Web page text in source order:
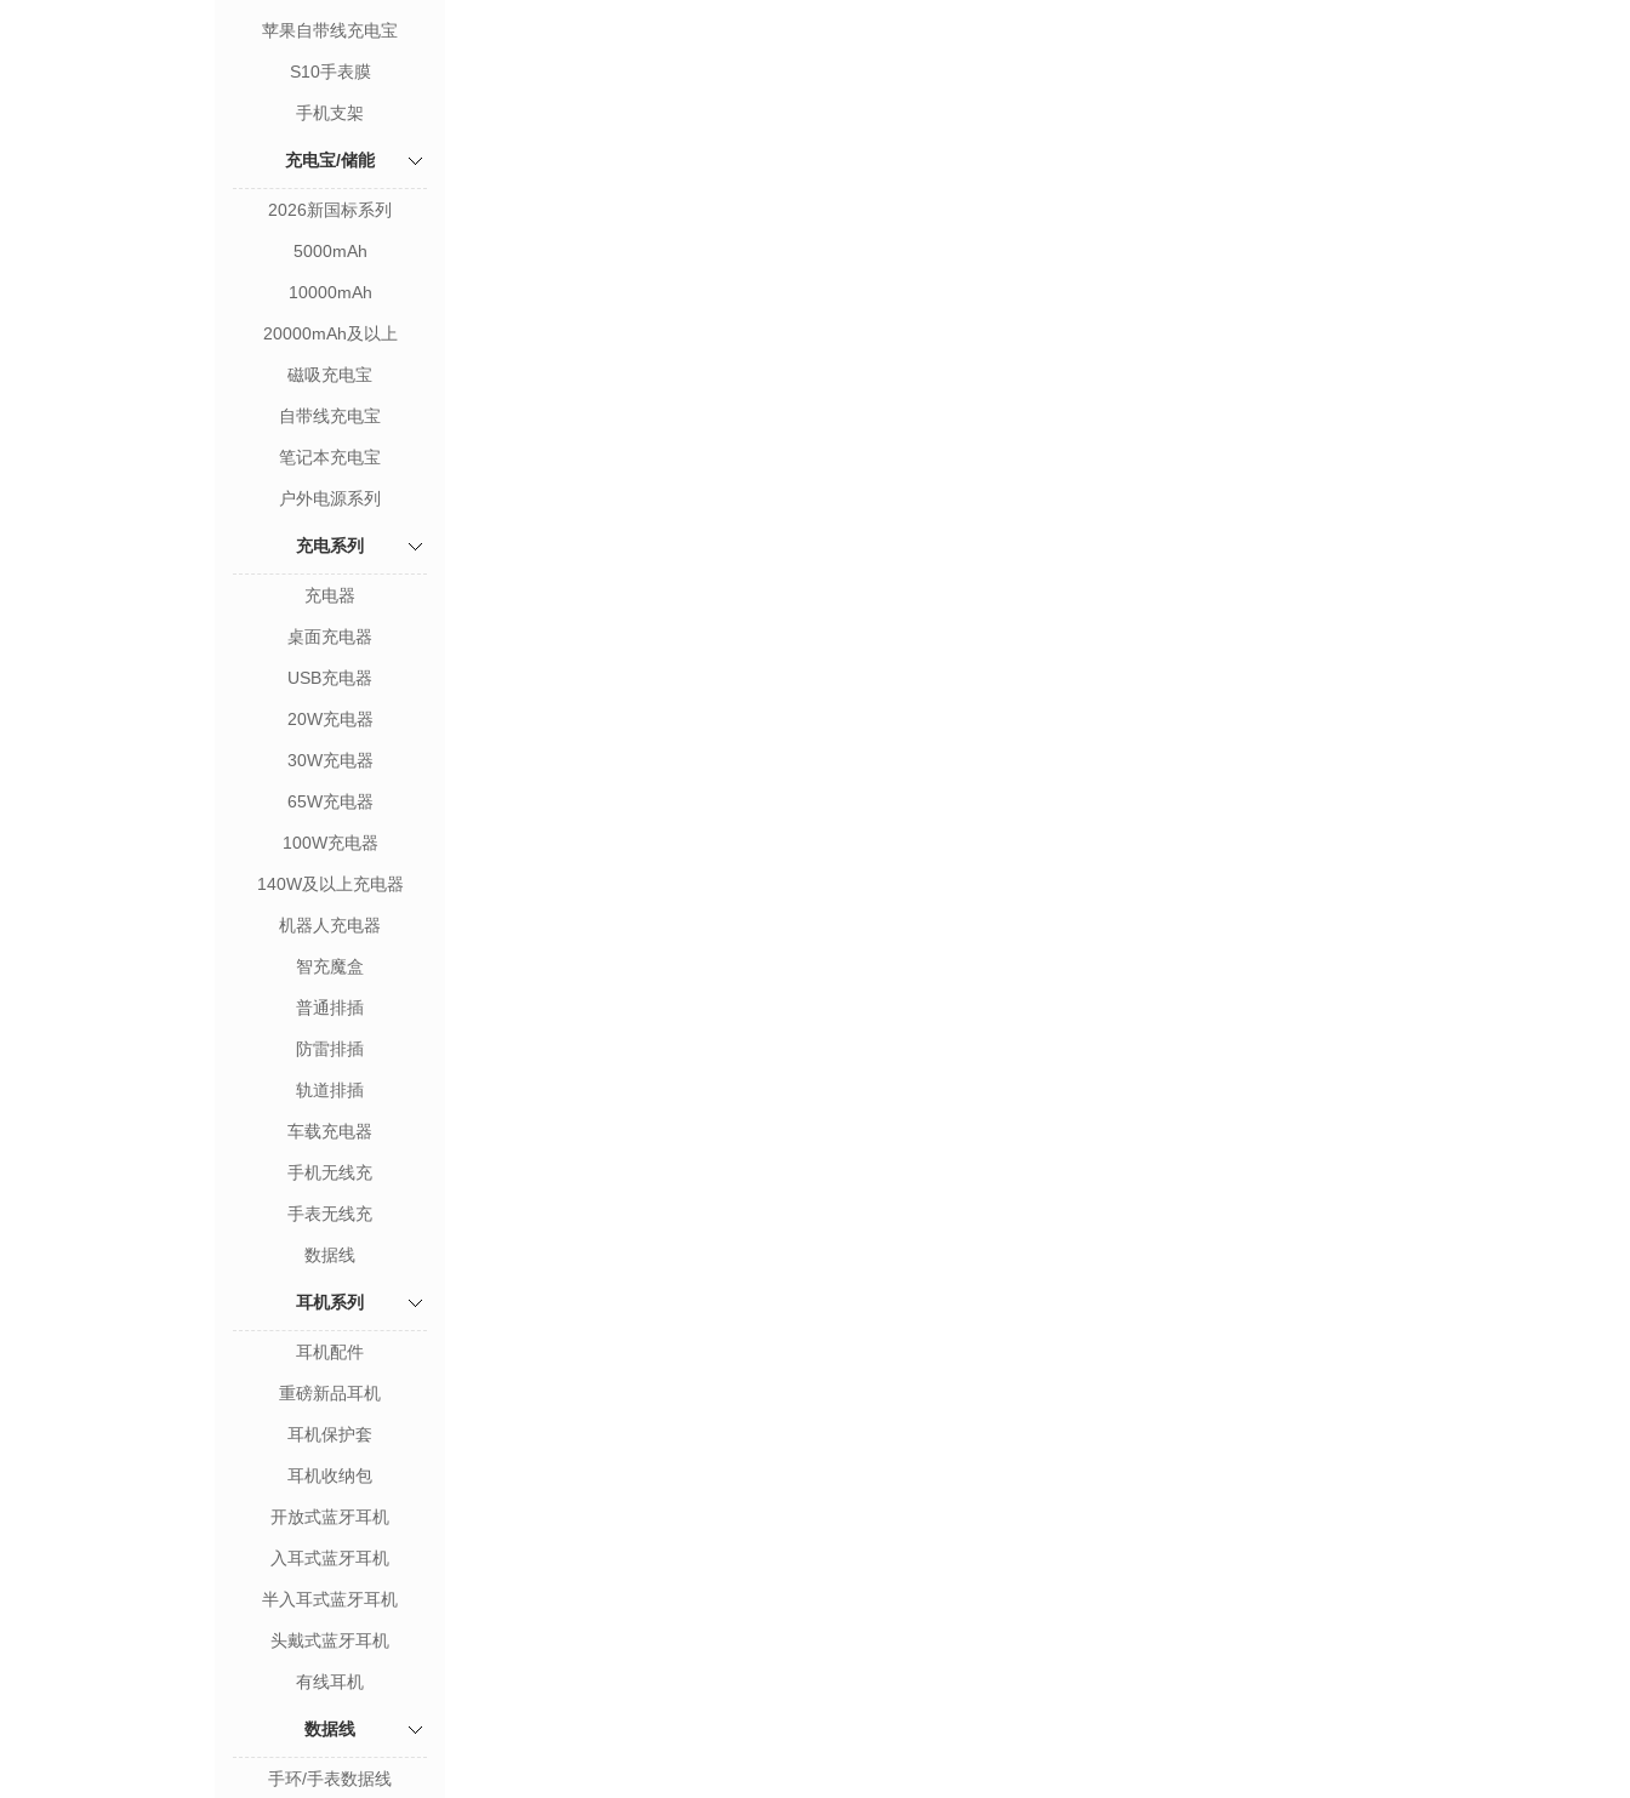
苹果自带线充电宝
S10手表膜
手机支架
充电宝/储能
2026新国标系列
5000mAh
10000mAh
20000mAh及以上
磁吸充电宝
自带线充电宝
笔记本充电宝
户外电源系列
充电系列
充电器
桌面充电器
USB充电器
20W充电器
30W充电器
65W充电器
100W充电器
140W及以上充电器
机器人充电器
智充魔盒
普通排插
防雷排插
轨道排插
车载充电器
手机无线充
手表无线充
数据线
耳机系列
耳机配件
重磅新品耳机
耳机保护套
耳机收纳包
开放式蓝牙耳机
入耳式蓝牙耳机
半入耳式蓝牙耳机
头戴式蓝牙耳机
有线耳机
数据线
手环/手表数据线